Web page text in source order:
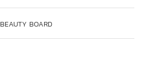
BEAUTY BOARD